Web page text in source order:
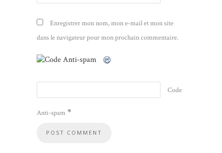
Enregistrer mon nom, mon e-mail et mon site
dans le navigateur pour mon prochain commentaire.
Code
Anti-spam *